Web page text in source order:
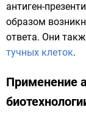
антиген-
образом
ответа. Они
тучных клеток.
Применение